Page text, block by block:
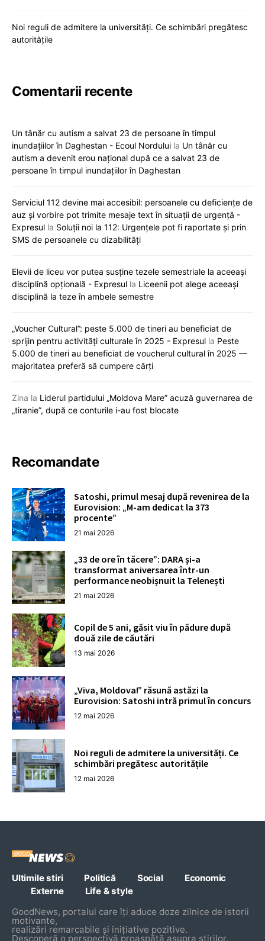
Noi reguli de admitere la universități. Ce schimbări pregătesc
autoritățile
Comentarii recente
Un tânăr cu autism a salvat 23 de persoane în timpul
inundațiilor în Daghestan - Ecoul Nordului la Un tânăr cu
autism a devenit erou național după ce a salvat 23 de
persoane în timpul inundațiilor în Daghestan
Serviciul 112 devine mai accesibil: persoanele cu deficiențe de
auz și vorbire pot trimite mesaje text în situații de urgență -
Expresul la Soluții noi la 112: Urgențele pot fi raportate și prin
SMS de persoanele cu dizabilități
Elevii de liceu vor putea susține tezele semestriale la aceeași
disciplină opțională - Expresul la Liceenii pot alege aceeași
disciplină la teze în ambele semestre
„Voucher Cultural”: peste 5.000 de tineri au beneficiat de
sprijin pentru activități culturale în 2025 - Expresul la Peste
5.000 de tineri au beneficiat de voucherul cultural în 2025 —
majoritatea preferă să cumpere cărți
Zina la Liderul partidului „Moldova Mare” acuză guvernarea de
„tiranie”, după ce conturile i-au fost blocate
Recomandate
Satoshi, primul mesaj după revenirea de la
Eurovision: „M-am dedicat la 373
procente”
21 mai 2026
„33 de ore în tăcere”: DARA și-a
transformat aniversarea într-un
performance neobișnuit la Telenești
21 mai 2026
Copil de 5 ani, găsit viu în pădure după
două zile de căutări
13 mai 2026
„Viva, Moldova!” răsună astăzi la
Eurovision: Satoshi intră primul în concurs
12 mai 2026
Noi reguli de admitere la universități. Ce
schimbări pregătesc autoritățile
12 mai 2026
Ultimile stiri Politică Social
Economic
Externe
Life & style
GoodNews, portalul care îți aduce doze zilnice de istorii
motivante,
realizări remarcabile și inițiative pozitive.
Descoperă o perspectivă proaspătă asupra știrilor,